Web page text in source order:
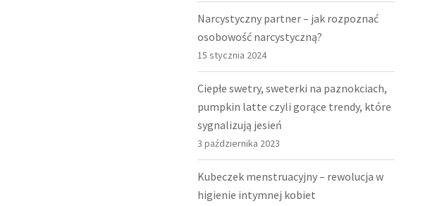
Narcystyczny partner – jak rozpoznać
osobowość narcystyczną?
15 stycznia 2024
Ciepłe swetry, sweterki na paznokciach,
pumpkin latte czyli gorące trendy, które
sygnalizują jesień
3 października 2023
Kubeczek menstruacyjny – rewolucja w
higienie intymnej kobiet